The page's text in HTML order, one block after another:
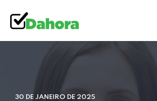
30 DE JANEIRO DE 2025